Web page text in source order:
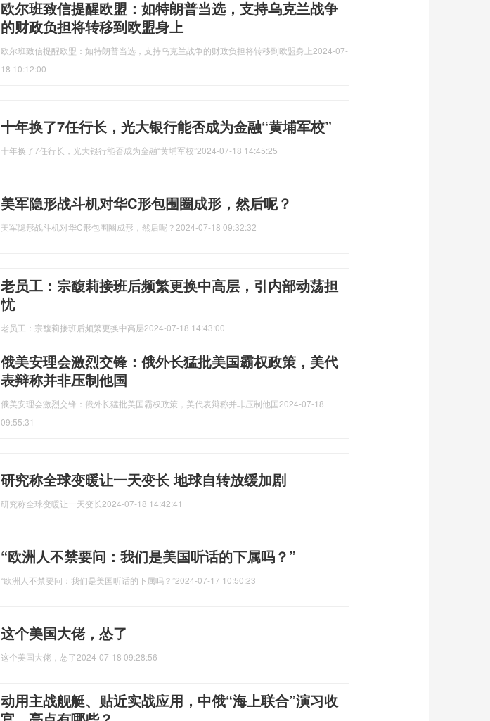
欧尔班致信提醒欧盟：如特朗普当选，支持乌克兰战争
的财政负担将转移到欧盟身上
欧尔班致信提醒欧盟：如特朗普当选，支持乌克兰战争的财政负担将转移到欧盟身上2024-07-
18 10:12:00
十年换了7任行长，光大银行能否成为金融“黄埔军校”
十年换了7任行长，光大银行能否成为金融“黄埔军校”2024-07-18 14:45:25
美军隐形战斗机对华C形包围圈成形，然后呢？
美军隐形战斗机对华C形包围圈成形，然后呢？ 2024-07-18 09:32:32
老员工：宗馥莉接班后频繁更换中高层，引内部动荡担
忧
老员工：宗馥莉接班后频繁更换中高层2024-07-18 14:43:00
俄美安理会激烈交锋：俄外长猛批美国霸权政策，美代
表辩称并非压制他国
俄美安理会激烈交锋：俄外长猛批美国霸权政策，美代表辩称并非压制他国2024-07-18
09:55:31
研究称全球变暖让一天变长 地球自转放缓加剧
研究称全球变暖让一天变长2024-07-18 14:42:41
“欧洲人不禁要问：我们是美国听话的下属吗？”
“欧洲人不禁要问：我们是美国听话的下属吗？”2024-07-17 10:50:23
这个美国大佬，怂了
这个美国大佬，怂了2024-07-18 09:28:56
动用主战舰艇、贴近实战应用，中俄“海上联合”演习收